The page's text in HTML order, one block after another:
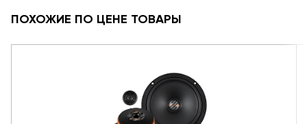
ПОХОЖИЕ ПО ЦЕНЕ ТОВАРЫ